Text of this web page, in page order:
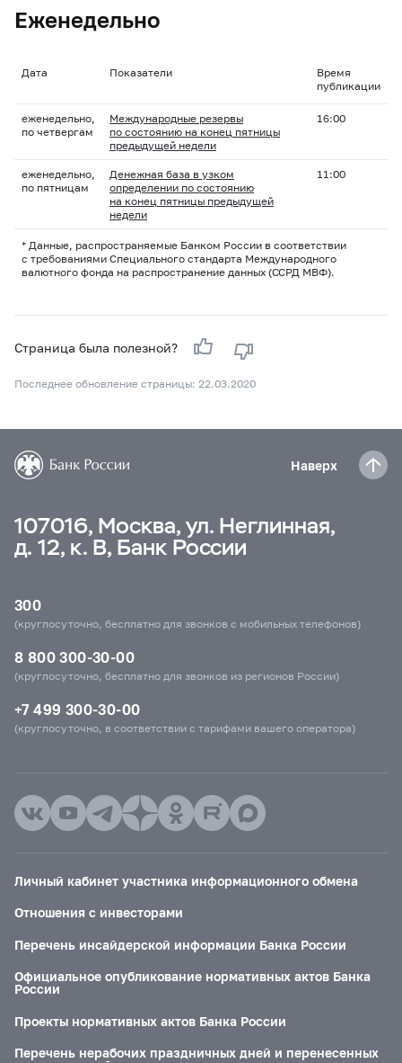
Еженедельно
Дата Показатели
Время
публикации
еженедельно,
по четвергам
Международные резервы
по состоянию на конец пятницы
предыдущей недели
16:00
еженедельно,
по пятницам
Денежная база в узком
определении по состоянию
на конец пятницы предыдущей
недели
11:00
* Данные, распространяемые Банком России в соответствии
с требованиями Специального стандарта Международного
валютного фонда на распространение данных (ССРД МВФ).
Страница была полезной?
Последнее обновление страницы: 22.03.2020
Наверх
107016, Москва, ул. Неглинная,
д. 12, к. В, Банк России
300
(круглосуточно, бесплатно для звонков с мобильных телефонов)
8 800 300-30-00
(круглосуточно, бесплатно для звонков из регионов России)
+7 499 300-30-00
(круглосуточно, в соответствии с тарифами вашего оператора)
Личный кабинет участника информационного обмена
Отношения с инвесторами
Перечень инсайдерской информации Банка России
Официальное опубликование нормативных актов Банка
России
Проекты нормативных актов Банка России
Перечень нерабочих праздничных дней и перенесенных